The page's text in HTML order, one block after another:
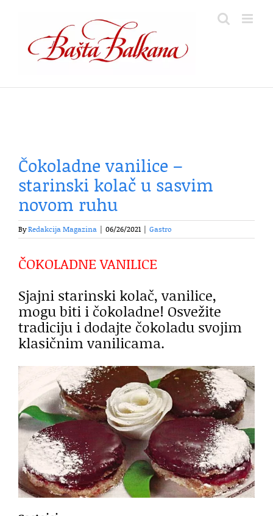
content
Čokoladne vanilice –
starinski kolač u sasvim
novom ruhu
ByRedakcija Magazina 06/26/2021 Gastro
ČOKOLADNE VANILICE
Sjajni starinski kolač, vanilice,
mogu biti i čokoladne! Osvežite
tradiciju i dodajte čokoladu svojim
klasičnim vanilicama.